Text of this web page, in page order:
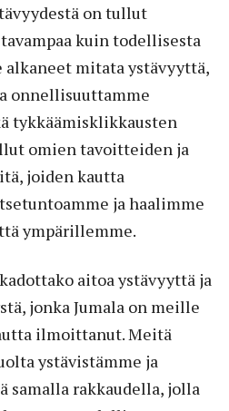
on tullut
kuin todellisesta
alkaneet mitata ystävyyttä,
onnellisuuttamme
tykkäämisklikkausten
omien tavoitteiden ja
joiden kautta
ja haalimme
ympärillemme.
aitoa ystävyyttä ja
jonka Jumala on meille
ilmoittanut. Meitä
ystävistämme ja
samalla rakkaudella, jolla